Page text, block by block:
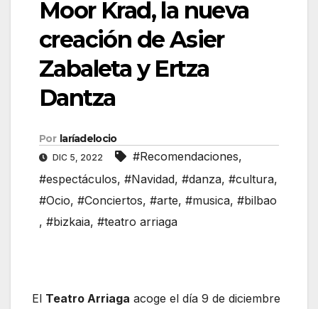
Moor Krad, la nueva
creación de Asier
Zabaleta y Ertza
Dantza
Por laríadelocio
DIC 5, 2022 #Recomendaciones,
#espectáculos, #Navidad, #danza, #cultura,
#Ocio, #Conciertos, #arte, #musica, #bilbao
, #bizkaia, #teatro arriaga
El Teatro Arriaga acoge el día 9 de diciembre